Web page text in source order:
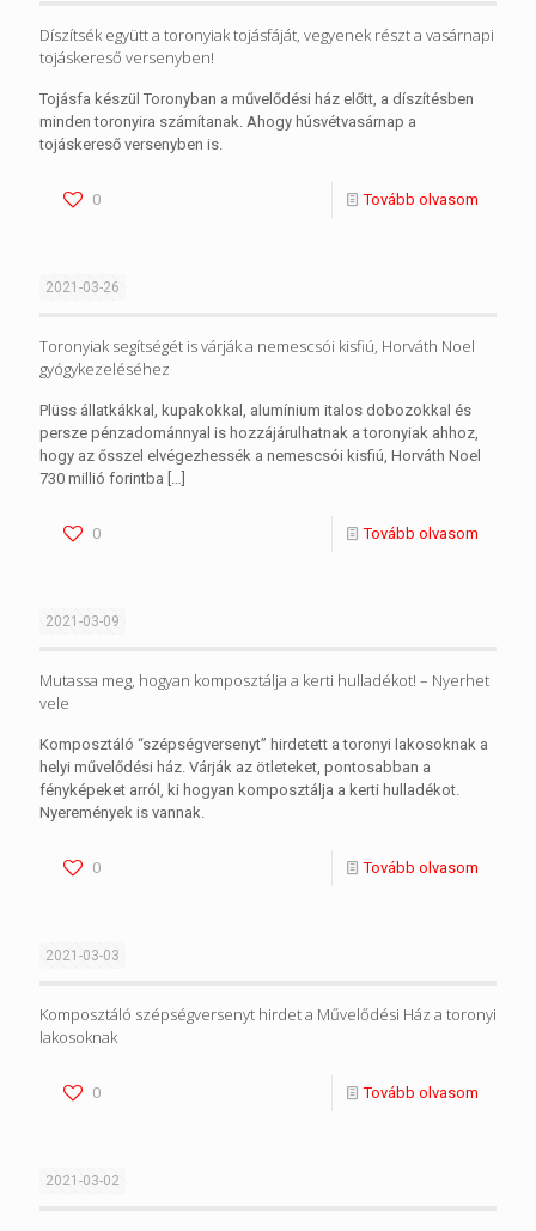
Díszítsék együtt a toronyiak tojásfáját, vegyenek részt a vasárnapi
tojáskereső versenyben!
Tojásfa készül Toronyban a művelődési ház előtt, a díszítésben
minden toronyira számítanak. Ahogy húsvétvasárnap a
tojáskereső versenyben is.
0 Tovább olvasom
2021-03-26
Toronyiak segítségét is várják a nemescsói kisfiú, Horváth Noel
gyógykezeléséhez
Plüss állatkákkal, kupakokkal, alumínium italos dobozokkal és
persze pénzadománnyal is hozzájárulhatnak a toronyiak ahhoz,
hogy az ősszel elvégezhessék a nemescsói kisfiú, Horváth Noel
730 millió forintba […]
0 Tovább olvasom
2021-03-09
Mutassa meg, hogyan komposztálja a kerti hulladékot! – Nyerhet
vele
Komposztáló “szépségversenyt” hirdetett a toronyi lakosoknak a
helyi művelődési ház. Várják az ötleteket, pontosabban a
fényképeket arról, ki hogyan komposztálja a kerti hulladékot.
Nyeremények is vannak.
0 Tovább olvasom
2021-03-03
Komposztáló szépségversenyt hirdet a Művelődési Ház a toronyi
lakosoknak
0 Tovább olvasom
2021-03-02